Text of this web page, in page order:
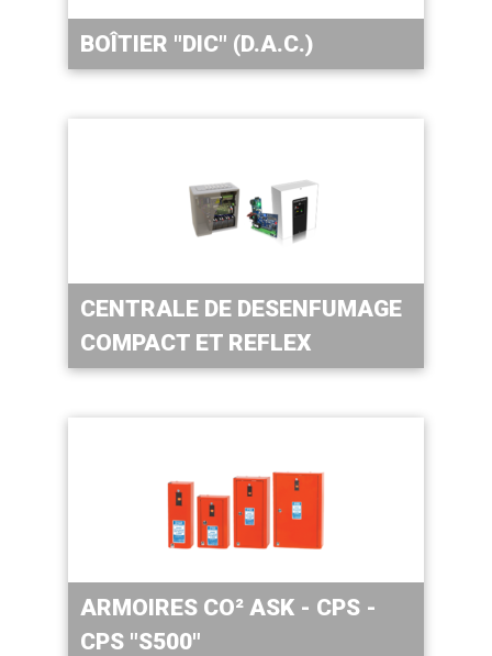
BOÎTIER "DIC" (D.A.C.)
CENTRALE DE DESENFUMAGE
COMPACT ET REFLEX
ARMOIRES CO² ASK - CPS -
CPS "S500"